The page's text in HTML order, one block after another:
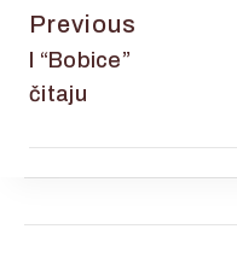
Previous
I “Bobice”
čitaju